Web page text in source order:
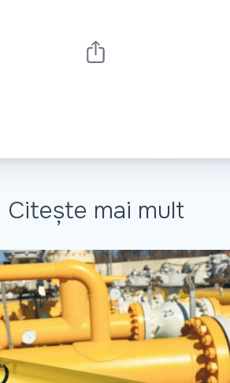
Citește mai mult